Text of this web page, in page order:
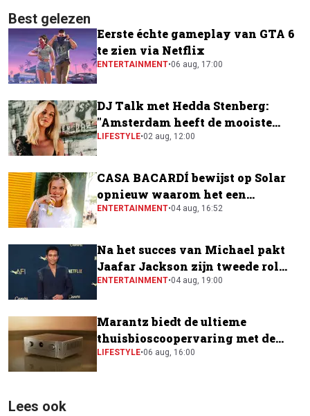
Best gelezen
Eerste échte gameplay van GTA 6
te zien via Netflix
ENTERTAINMENT•06 aug, 17:00
DJ Talk met Hedda Stenberg:
"Amsterdam heeft de mooiste
festivalscene van Europa"
LIFESTYLE•02 aug, 12:00
CASA BACARDÍ bewijst op Solar
opnieuw waarom het een
festivalfavoriet is
ENTERTAINMENT•04 aug, 16:52
Na het succes van Michael pakt
Jaafar Jackson zijn tweede rol
naast Will Smith
ENTERTAINMENT•04 aug, 19:00
Marantz biedt de ultieme
thuisbioscoopervaring met de
CINEMA Series 2
LIFESTYLE•06 aug, 16:00
Lees ook